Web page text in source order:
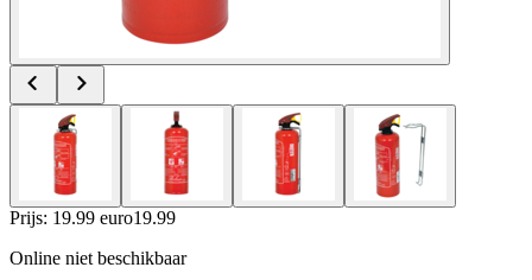
Prijs: 19.99 euro19.99
Online niet beschikbaar